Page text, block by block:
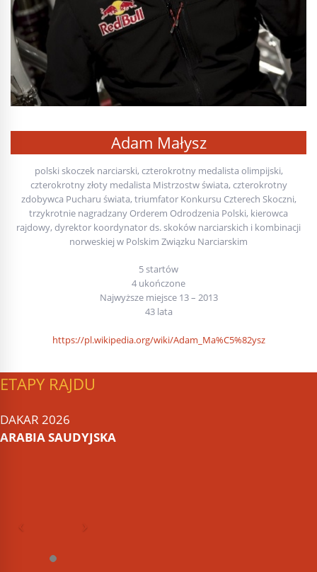
Adam Małysz
polski skoczek narciarski, czterokrotny medalista olimpijski,
czterokrotny złoty medalista Mistrzostw świata, czterokrotny
zdobywca Pucharu świata, triumfator Konkursu Czterech Skoczni,
trzykrotnie nagradzany Orderem Odrodzenia Polski, kierowca
rajdowy, dyrektor koordynator ds. skoków narciarskich i kombinacji
norweskiej w Polskim Związku Narciarskim
5 startów
4 ukończone
Najwyższe miejsce 13 – 2013
43 lata
https://pl.wikipedia.org/wiki/Adam_Ma%C5%82ysz
ETAPY RAJDU
DAKAR 2026
ARABIA SAUDYJSKA